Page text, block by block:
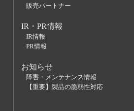
販売パートナー
IR・PR情報
IR情報
PR情報
お知らせ
障害・メンテナンス情報
【重要】製品の脆弱性対応